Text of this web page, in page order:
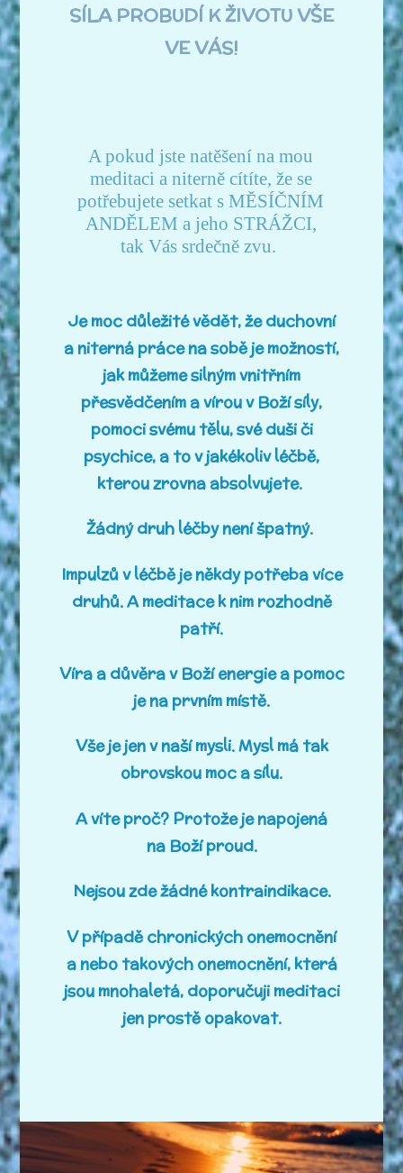
SÍLA PROBUDÍ K ŽIVOTU VŠE
VE VÁS!
A pokud jste natěšení na mou
meditaci a niterně cítíte, že se
potřebujete setkat s MĚSÍČNÍM
ANDĚLEM a jeho STRÁŽCI,
tak Vás srdečně zvu.
Je moc důležité vědět, že duchovní
a niterná práce na sobě je možností,
jak můžeme silným vnitřním
přesvědčením a vírou v Boží síly,
pomoci svému tělu, své duši či
psychice, a to v jakékoliv léčbě,
kterou zrovna absolvujete.
Žádný druh léčby není špatný.
Impulzů v léčbě je někdy potřeba více
druhů. A meditace k nim rozhodně
patří.
Víra a důvěra v Boží energie a pomoc
je na prvním místě.
Vše je jen v naší mysli. Mysl má tak
obrovskou moc a sílu.
A víte proč? Protože je napojená
na Boží proud.
Nejsou zde žádné kontraindikace.
V případě chronických onemocnění
a nebo takových onemocnění, která
jsou mnohaletá, doporučuji meditaci
jen prostě opakovat.